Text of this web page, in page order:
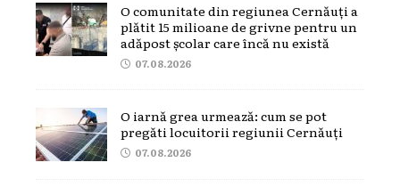
O comunitate din regiunea Cernăuți a
plătit 15 milioane de grivne pentru un
adăpost școlar care încă nu există
07.08.2026
O iarnă grea urmează: cum se pot
pregăti locuitorii regiunii Cernăuți
07.08.2026